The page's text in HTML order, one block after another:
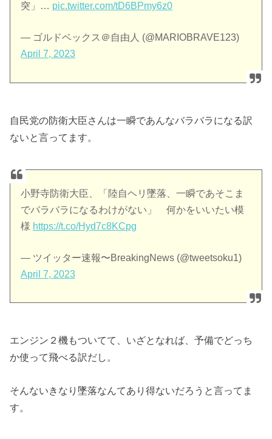
突」… pic.twitter.com/tD6BPmy6z0
— ゴルドベックス＠自由人 (@MARIOBRAVE123)
April 7, 2023
自民党の防衛大臣さんは一瞬であんなバラバラになる訳
ないと言ってます。
小野寺防衛大臣、「陸自ヘリ墜落、一瞬であそこま
でバラバラになるわけがない」 何かをいいたい模
様 https://t.co/Hyd7c8KCpg
— ツイッター速報〜BreakingNews (@tweetsoku1)
April 7, 2023
エンジン２機もついてて、いざとなれば、予備でどっち
か使って飛べる訳だし。
そんないきなり墜落なんてあり得ないだろうと言ってま
す。